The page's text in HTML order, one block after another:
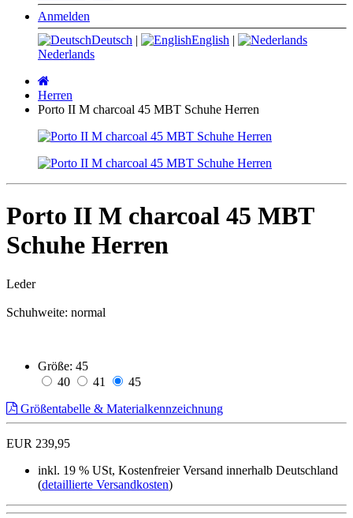
Anmelden
Deutsch | English |
Nederlands
Herren
Porto II M charcoal 45 MBT Schuhe Herren
Porto II M charcoal 45 MBT
Schuhe Herren
Leder
Schuhweite: normal
Größe: 45
40
41
45
Größentabelle & Materialkennzeichnung
EUR 239,95
inkl. 19 % USt, Kostenfreier Versand innerhalb Deutschland
(detaillierte Versandkosten)